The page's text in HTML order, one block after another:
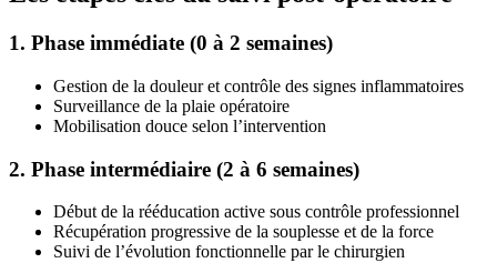
1. Phase immédiate (0 à 2 semaines)
Gestion de la douleur et contrôle des signes inflammatoires
Surveillance de la plaie opératoire
Mobilisation douce selon l’intervention
2. Phase intermédiaire (2 à 6 semaines)
Début de la rééducation active sous contrôle professionnel
Récupération progressive de la souplesse et de la force
Suivi de l’évolution fonctionnelle par le chirurgien